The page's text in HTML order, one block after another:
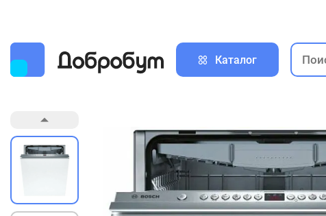
Каталог